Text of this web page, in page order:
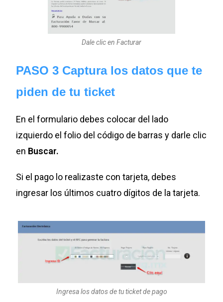
Dale clic en Facturar
PASO 3 Captura los datos que te
piden de tu ticket
En el formulario debes colocar del lado
izquierdo el folio del código de barras y darle clic
en Buscar.
Si el pago lo realizaste con tarjeta, debes
ingresar los últimos cuatro dígitos de la tarjeta.
Ingresa los datos de tu ticket de pago